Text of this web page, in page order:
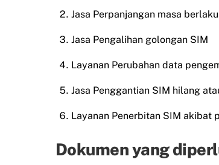
Jasa Perpanjangan masa
Jasa Pengalihan golongan SIM
Layanan Perubahan data
Jasa Penggantian SIM hilang
Layanan Penerbitan SIM akibat
Dokumen yang